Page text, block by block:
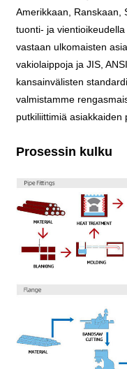
Amerikkaan, Ranskaan,
tuonti- ja
vastaan ​​ulkomaisten
vakiolaippoja ja JIS,
kansainvälisten
valmistamme
putkiliittimiä asiakkaiden
Prosessin kulku